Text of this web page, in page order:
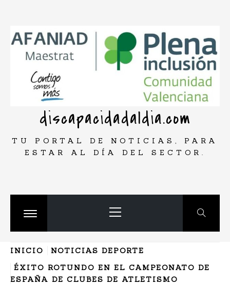
contenido
discapacidadaldia.com
TU PORTAL DE NOTICIAS, PARA
ESTAR AL DÍA DEL SECTOR.
Cambiar
principal
INICIO
NOTICIAS DEPORTE
ÉXITO ROTUNDO EN EL CAMPEONATO DE
ESPAÑA DE CLUBES DE ATLETISMO